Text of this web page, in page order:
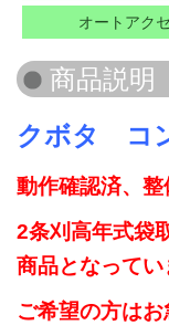
オートアク
クボタ コ
動作確認済、整
2条刈高年式袋
商品となってい
ご希望の方はお